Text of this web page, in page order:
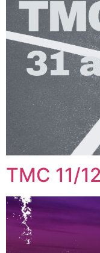
TMC 11/